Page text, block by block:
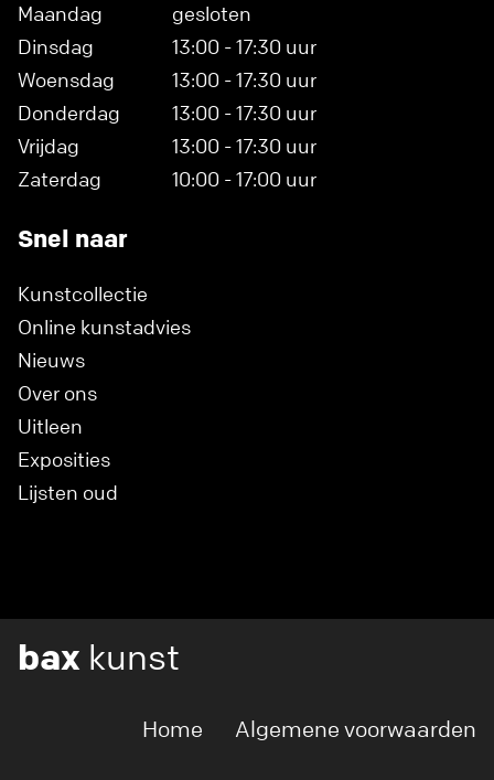
Maandag
gesloten
Dinsdag
13:00 - 17:30 uur
Woensdag
13:00 - 17:30 uur
Donderdag
13:00 - 17:30 uur
Vrijdag
13:00 - 17:30 uur
Zaterdag
10:00 - 17:00 uur
Snel naar
Kunstcollectie
Online kunstadvies
Nieuws
Over ons
Uitleen
Exposities
Lijsten oud
bax kunst
Home Algemene voorwaarden